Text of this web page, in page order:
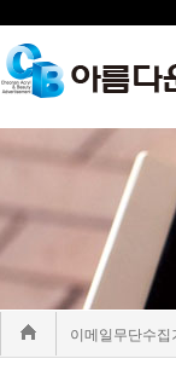
이메일무단수집